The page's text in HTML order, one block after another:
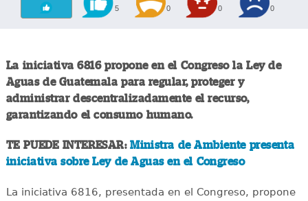
5 0 0 0
La iniciativa 6816 propone en el Congreso la Ley de
Aguas de Guatemala para regular, proteger y
administrar descentralizadamente el recurso,
garantizando el consumo humano.
TE PUEDE INTERESAR:Ministra de Ambiente presenta
iniciativa sobre Ley de Aguas en el Congreso
La iniciativa 6816, presentada en el Congreso, propone